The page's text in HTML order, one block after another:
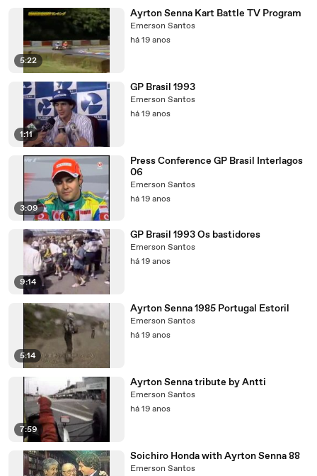
5:22
Ayrton Senna Kart Battle TV Program
Emerson Santos
há 19 anos
1:11
GP Brasil 1993
Emerson Santos
há 19 anos
3:09
Press Conference GP Brasil Interlagos
06
Emerson Santos
há 19 anos
9:14
GP Brasil 1993 Os bastidores
Emerson Santos
há 19 anos
5:14
Ayrton Senna 1985 Portugal Estoril
Emerson Santos
há 19 anos
7:59
Ayrton Senna tribute by Antti
Emerson Santos
há 19 anos
Soichiro Honda with Ayrton Senna 88
Emerson Santos